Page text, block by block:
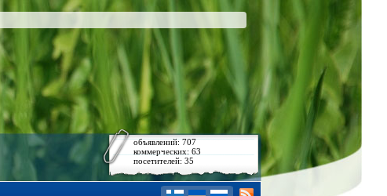
объявлений: 707
коммерческих: 63
посетителей: 35